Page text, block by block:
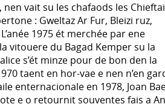
vait su les chafaods les
: Gweltaz Ar Fur, Bleizi ruz,
1975 ét merchée par ene
vitouere du Bagad Kemper su la
s’ét minze pour de bon den la
taent en hor-vae e nen n’en
enternacionale en 1978, Joan
e o retournit souventes fais a An